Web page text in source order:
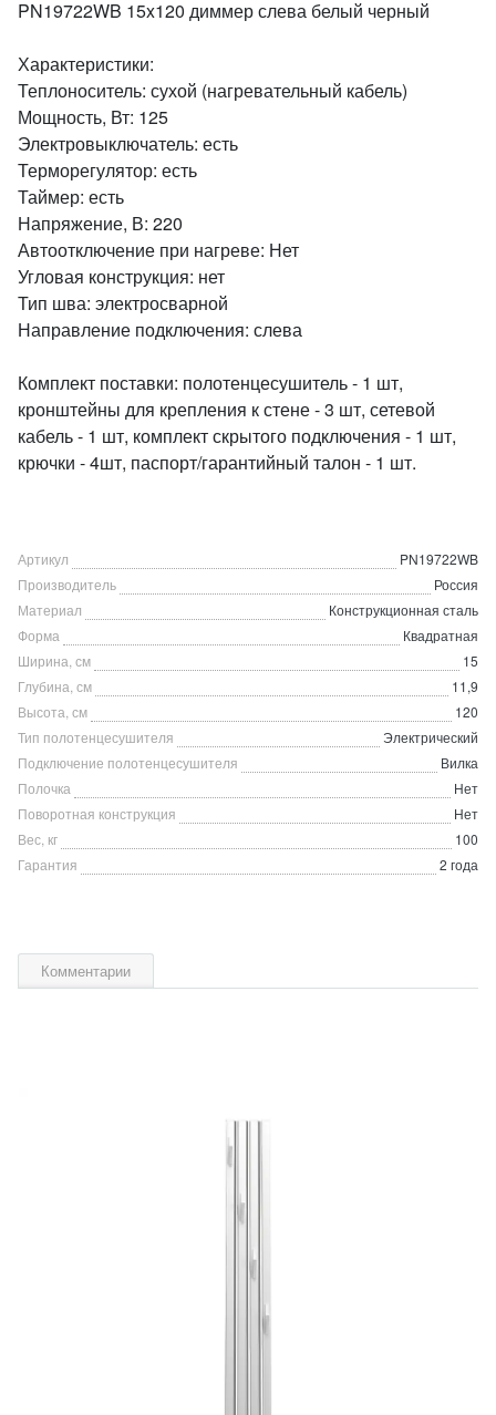
PN19722WB 15x120 диммер слева белый черный
Характеристики:
Теплоноситель: сухой (нагревательный кабель)
Мощность, Вт: 125
Электровыключатель: есть
Терморегулятор: есть
Таймер: есть
Напряжение, В: 220
Автоотключение при нагреве: Нет
Угловая конструкция: нет
Тип шва: электросварной
Направление подключения: слева
Комплект поставки: полотенцесушитель - 1 шт,
кронштейны для крепления к стене - 3 шт, сетевой
кабель - 1 шт, комплект скрытого подключения - 1 шт,
крючки - 4шт, паспорт/гарантийный талон - 1 шт.
Артикул
PN19722WB
Производитель
Россия
Материал
Конструкционная сталь
Форма
Квадратная
Ширина, см
15
Глубина, см
11,9
Высота, см
120
Тип полотенцесушителя
Электрический
Подключение полотенцесушителя
Вилка
Полочка
Нет
Поворотная конструкция
Нет
Вес, кг
100
Гарантия
2 года
Комментарии